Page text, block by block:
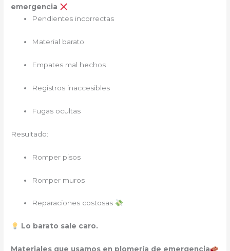
emergencia
Pendientes incorrectas
Material barato
Empates mal hechos
Registros inaccesibles
Fugas ocultas
Resultado:
Romper pisos
Romper muros
Reparaciones costosas
Lo barato sale caro.
Materiales que usamos en plomería de emergencia